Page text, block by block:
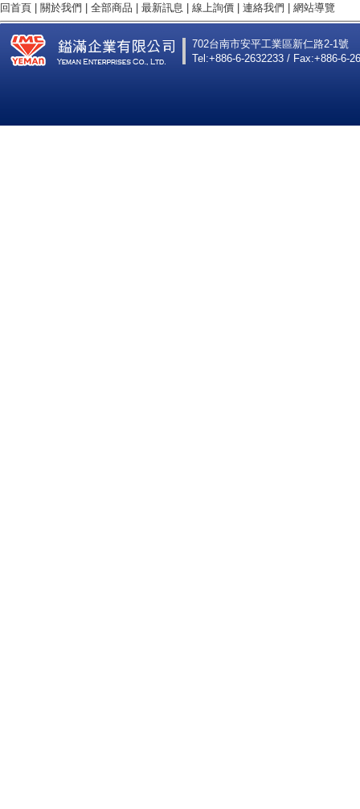
回首頁 | 關於我們 | 全部商品 | 最新訊息 | 線上詢價 | 連絡我們 | 網站導覽
702台南市安平工業區新仁路2-1號
Tel:+886-6-2632233 / Fax:+886-6-